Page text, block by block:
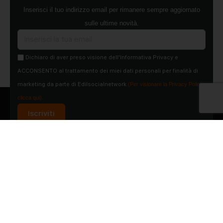
Inserisci il tuo indirizzo email per rimanere sempre aggiornato
sulle ultime novità.
Dichiaro di aver preso visione dell'Informativa Privacy e
ACCONSENTO al trattamento dei miei dati personali per finalità di
marketing da parte di Edilsocialnetwork (Per visionare la Privacy Policy
clicca qui).
Iscriviti